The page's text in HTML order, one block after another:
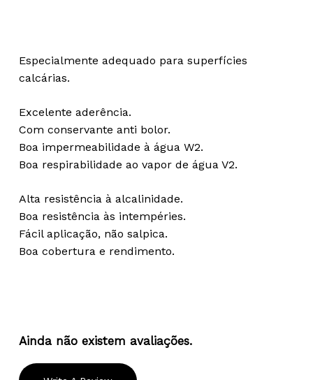
Especialmente adequado para superfícies
calcárias.
Excelente aderência.
Com conservante anti bolor.
Boa impermeabilidade à água W2.
Boa respirabilidade ao vapor de água V2.
Alta resistência à alcalinidade.
Boa resistência às intempéries.
Fácil aplicação, não salpica.
Boa cobertura e rendimento.
Ainda não existem avaliações.